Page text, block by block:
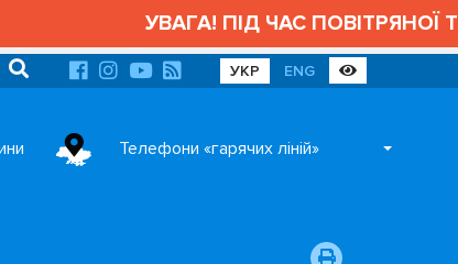
УВАГА! ПІД ЧАС ПОВІТРЯНОЇ
УКР ENG
Телефони «гарячих ліній»